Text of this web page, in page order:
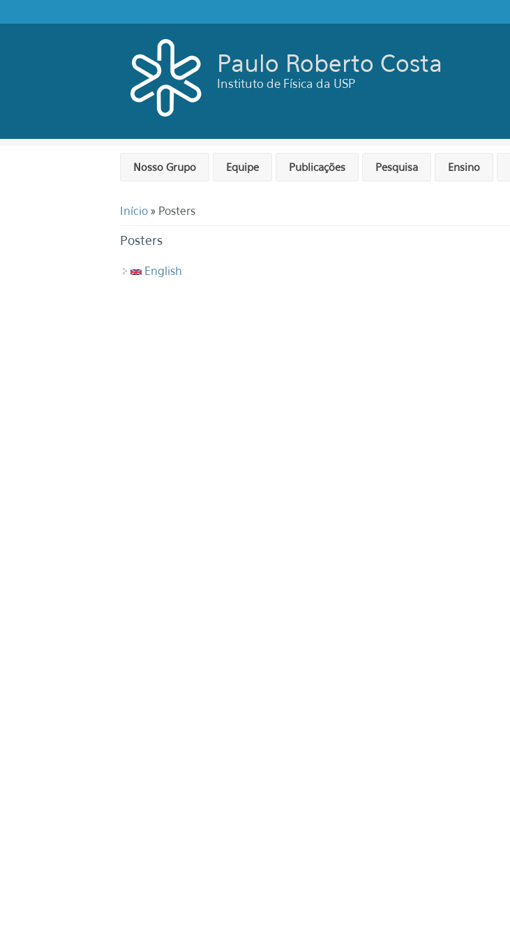
Paulo Roberto Costa
Instituto de Física da USP
Nosso Grupo Equipe Publicações Pesquisa Ensino
Você está aqui
Início » Posters
Posters
English